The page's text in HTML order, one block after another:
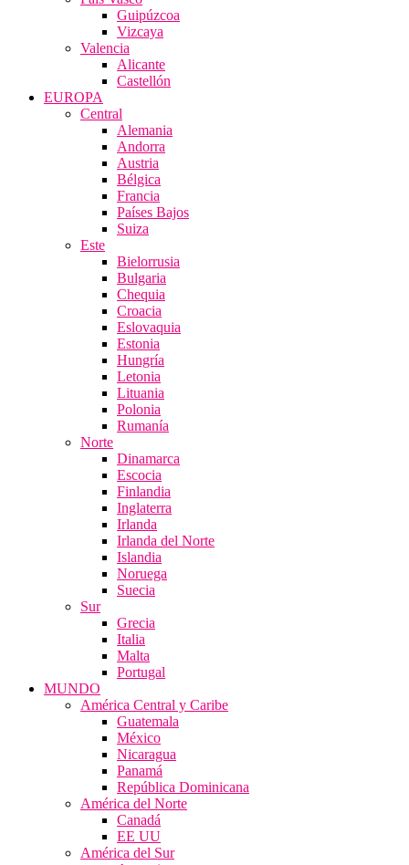
Guipúzcoa
Vizcaya
Valencia
Alicante
Castellón
EUROPA
Central
Alemania
Andorra
Austria
Bélgica
Francia
Países Bajos
Suiza
Este
Bielorrusia
Bulgaria
Chequia
Croacia
Eslovaquia
Estonia
Hungría
Letonia
Lituania
Polonia
Rumanía
Norte
Dinamarca
Escocia
Finlandia
Inglaterra
Irlanda
Irlanda del Norte
Islandia
Noruega
Suecia
Sur
Grecia
Italia
Malta
Portugal
MUNDO
América Central y Caribe
Guatemala
México
Nicaragua
Panamá
República Dominicana
América del Norte
Canadá
EE UU
América del Sur